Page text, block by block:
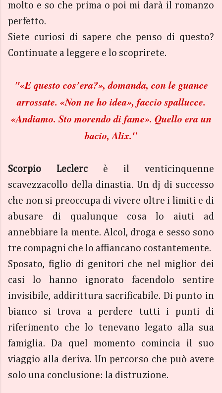
molto e so che prima o poi mi darà il romanzo
perfetto.
Siete curiosi di sapere che penso di questo?
Continuate a leggere e lo scoprirete.
"«E questo cos’era?», domanda, con le guance
arrossate. «Non ne ho idea», faccio spallucce.
«Andiamo. Sto morendo di fame». Quello era un
bacio, Alix."
Scorpio Leclerc è il venticinquenne
scavezzacollo della dinastia. Un dj di successo
che non si preoccupa di vivere oltre i limiti e di
abusare di qualunque cosa lo aiuti ad
annebbiare la mente. Alcol, droga e sesso sono
tre compagni che lo affiancano costantemente.
Sposato, figlio di genitori che nel miglior dei
casi lo hanno ignorato facendolo sentire
invisibile, addirittura sacrificabile. Di punto in
bianco si trova a perdere tutti i punti di
riferimento che lo tenevano legato alla sua
famiglia. Da quel momento comincia il suo
viaggio alla deriva. Un percorso che può avere
solo una conclusione: la distruzione.